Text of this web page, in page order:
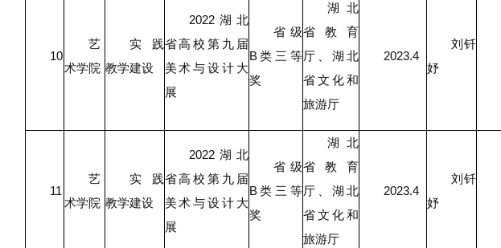
10
艺
术学院
实践
教学建设
2022湖北
省高校第九届
美术与设计大
展
省级
B类三等
奖
湖北
省教育
厅、湖北
省文化和
旅游厅
2023.4
刘钎
妤
11
艺
术学院
实践
教学建设
2022湖北
省高校第九届
美术与设计大
展
省级
B类三等
奖
湖北
省教育
厅、湖北
省文化和
旅游厅
2023.4
刘钎
妤